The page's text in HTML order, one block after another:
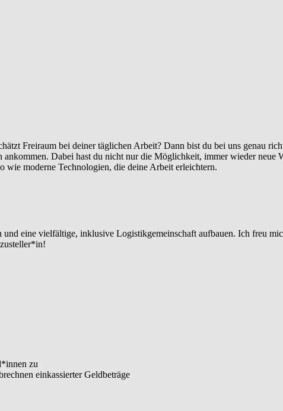
Freiraum bei deiner täglichen Arbeit? Dann bist du bei uns genau
Dabei hast du nicht nur die Möglichkeit, immer wieder neue
wie moderne Technologien, die deine Arbeit erleichtern.
und eine vielfältige, inklusive Logistikgemeinschaft aufbauen. Ich freu
zu
einkassierter Geldbeträge